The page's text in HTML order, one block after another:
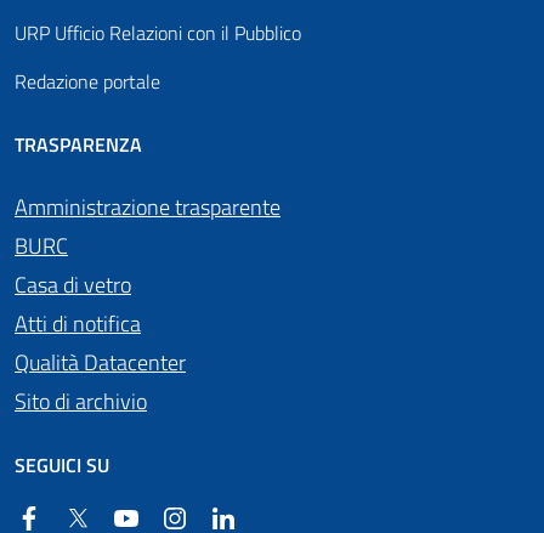
URP Ufficio Relazioni con il Pubblico
Redazione portale
TRASPARENZA
Amministrazione trasparente
BURC
Casa di vetro
Atti di notifica
Qualità Datacenter
Sito di archivio
SEGUICI SU
FacebookTwitter YouTube Instagram